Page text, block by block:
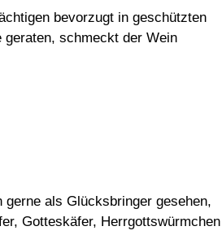
bevorzugt in geschützten
geraten, schmeckt der Wein
als Glücksbringer gesehen,
Gotteskäfer, Herrgottswürmchen